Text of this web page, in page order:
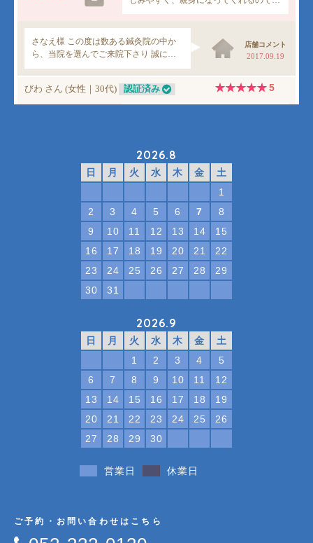
2026.8
日 月 火 水 木 金
土
1
2
3 4 5 6 7
8
9
10 11 12 13 14
15
16
17 18 19 20 21
22
23
24 25 26 27 28
29
30
31
2026.9
日 月 火 水 木 金
土
1
2 3 4
5
6
7 8 9 10 11
12
13
14 15 16 17 18
19
20
21 22 23 24 25
26
27
28 29 30
営業日 休業日
ご予約・お問い合わせはこちら